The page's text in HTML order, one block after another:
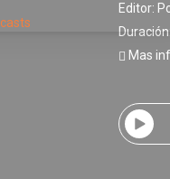
Editor:
Mas